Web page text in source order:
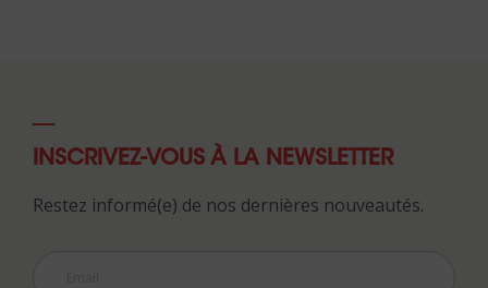
INSCRIVEZ-VOUS À LA NEWSLETTER
Restez informé(e) de nos dernières nouveautés.